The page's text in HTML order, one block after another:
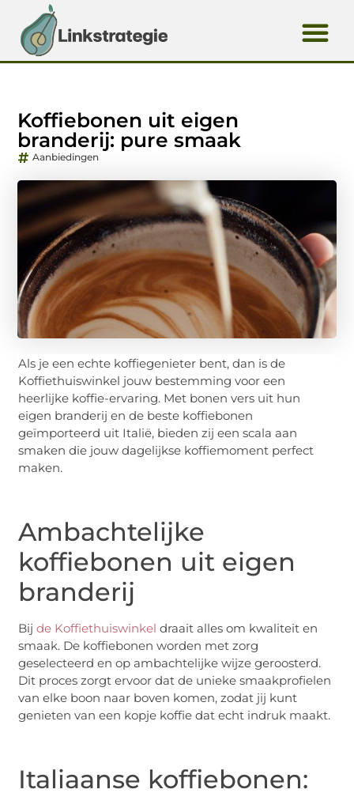
Koffiebonen uit eigen
branderij: pure smaak
Aanbiedingen
Als je een echte koffiegenieter bent, dan is de
Koffiethuiswinkel jouw bestemming voor een
heerlijke koffie-ervaring. Met bonen vers uit hun
eigen branderij en de beste koffiebonen
geïmporteerd uit Italië, bieden zij een scala aan
smaken die jouw dagelijkse koffiemoment perfect
maken.
Ambachtelijke
koffiebonen uit eigen
branderij
Bijde Koffiethuiswinkel draait alles om kwaliteit en
smaak. De koffiebonen worden met zorg
geselecteerd en op ambachtelijke wijze geroosterd.
Dit proces zorgt ervoor dat de unieke smaakprofielen
van elke boon naar boven komen, zodat jij kunt
genieten van een kopje koffie dat echt indruk maakt.
Italiaanse koffiebonen: